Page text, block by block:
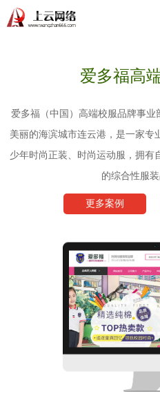
爱多福高
爱多福（中国）高端校服品牌事业
美丽的海滨城市连云港，是一家专
少年时尚正装、时尚运动服，拥有
的综合性服装
更多案例